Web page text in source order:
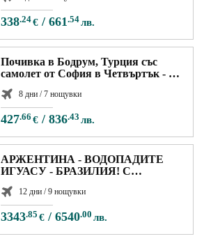
338.24€/ 661 .54лв.
Почивка в Бодрум, Турция със
самолет от София в Четвъртък - 7
8 дни / 7 нощувки
427.66 €/ 836.43 лв.
АРЖЕНТИНА - ВОДОПАДИТЕ
ИГУАСУ - БРАЗИЛИЯ! С
столицата на Уругвай -
Монтевидео!
12 дни / 9 нощувки
3343.85 €/ 6540.00 лв.